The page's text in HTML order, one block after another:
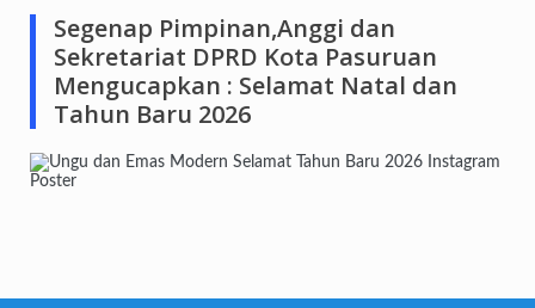
Segenap Pimpinan,Anggi dan
Sekretariat DPRD Kota Pasuruan
Mengucapkan : Selamat Natal dan
Tahun Baru 2026